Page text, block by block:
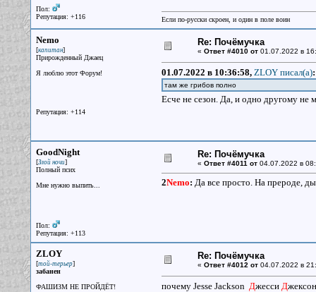
Пол:
Репутация: +116
Если по-русски скроен, и один в поле воин
Nemo
[капитан]
Прирожденный Джаец
Я люблю этот Форум!
Репутация: +114
Re: Почёмучка
« Ответ #4010 от01.07.2022 в
01.07.2022 в 10:36:58, ZLOY писал(a):
там же грибов полно
Есче не сезон. Да, и одно другому не
GoodNight
[Злой ночи]
Полный псих
Мне нужно выпить...
Пол:
Репутация: +113
Re: Почёмучка
« Ответ #4011 от04.07.2022 в
2Nemo: Да все просто. На прероде,
ZLOY
[той-терьер]
забанен
ФАШИЗМ НЕ ПРОЙДЁТ!
Re: Почёмучка
« Ответ #4012 от04.07.2022 в
почему Jesse Jackson Джесси Д